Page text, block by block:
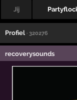
Jij
Profiel · 320276
recoverysounds